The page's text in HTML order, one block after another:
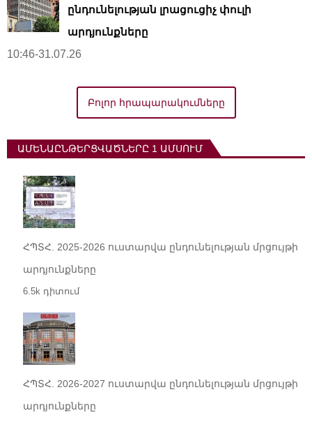
ընդունելության լրացուցիչ փուլի
արդյունքները
10:46-31.07.26
Բոլոր հրապարակումները
ԱՄԵՆԱԸՆԹԵՐՑՎԱԾՆԵՐԸ 1 ԱՄՍՈՒՄ
ՀՊՏՀ. 2025-2026 ուստարվա ընդունելության մրցույթի
արդյունքները
6.5k դիտում
ՀՊՏՀ. 2026-2027 ուստարվա ընդունելության մրցույթի
արդյունքները